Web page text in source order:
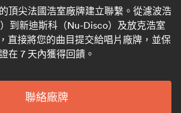
頂尖法國浩室廠牌建立聯繫。從濾波浩
到新迪斯科（Nu-Disco）及放克浩室
直接將您的曲目提交給唱片廠牌，並保
在 7 天內獲得回饋。
聯絡廠牌